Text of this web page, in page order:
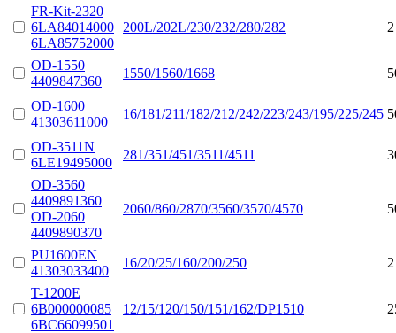
FR-Kit-2320
6LA84014000
6LA85752000
200L/202L/230/232/280/282
OD-1550
4409847360
1550/1560/1668
OD-1600
41303611000
16/181/211/182/212/242/223/243/195/225/245
OD-3511N
6LE19495000
281/351/451/3511/4511
OD-3560
4409891360
OD-2060
4409890370
2060/860/2870/3560/3570/4570
PU1600EN
41303033400
16/20/25/160/200/250
T-1200E
6B000000085
6BC66099501
12/15/120/150/151/162/DP1510